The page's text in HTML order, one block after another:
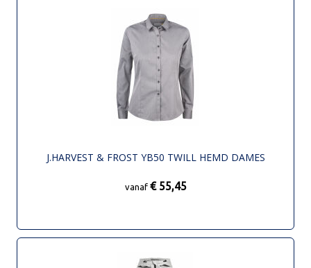
J.HARVEST & FROST YB50 TWILL HEMD DAMES
vanaf € 55,45